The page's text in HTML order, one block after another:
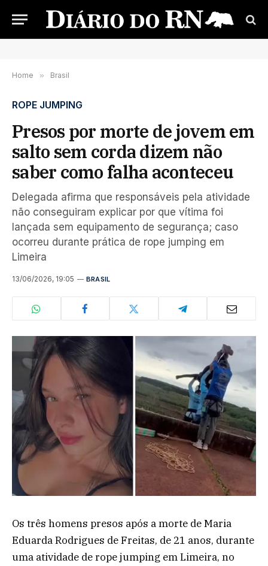
Home » Brasil
ROPE JUMPING
Presos por morte de jovem em
salto sem corda dizem não
saber como falha aconteceu
Delegada afirma que responsáveis pela atividade
não conseguiram explicar por que vítima foi
lançada sem equipamento de segurança; caso
ocorreu durante prática de rope jumping em
Limeira
13/06/2026, 19:05 BRASIL
Os três homens presos após a morte de Maria
Eduarda Rodrigues de Freitas, de 21 anos, durante
uma atividade de rope jumping em Limeira, no